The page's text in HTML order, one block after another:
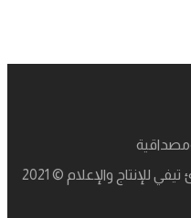
والإعلام © 2021